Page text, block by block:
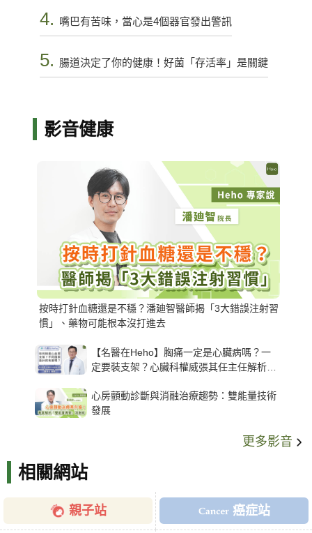
4. 嘴巴有苦味，當心是4個器官發出警訊
5. 腸道決定了你的健康！好菌「存活率」是關鍵
影音健康
按時打針血糖還是不穩？潘廸智醫師揭「3大錯誤注射習
慣」、藥物可能根本沒打進去
【名醫在Heho】胸痛一定是心臟病嗎？一
定要裝支架？心臟科權威張其任主任解析支
心房顫動診斷與消融治療趨勢：雙能量技術
發展
更多影音
相關網站
親子站 癌症站